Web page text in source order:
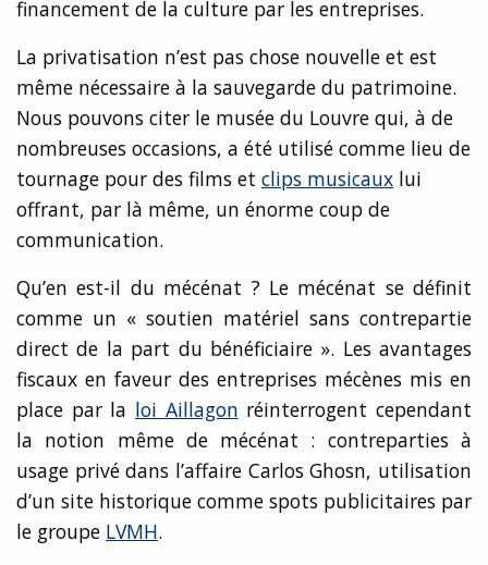
financement de la culture par les entreprises.
La privatisation n’est pas chose nouvelle et est
même nécessaire à la sauvegarde du patrimoine.
Nous pouvons citer le musée du Louvre qui, à de
nombreuses occasions, a été utilisé comme lieu de
tournage pour des films et clips musicaux lui
offrant, par là même, un énorme coup de
communication.
Qu’en est-il du mécénat ? Le mécénat se définit
comme un « soutien matériel sans contrepartie
direct de la part du bénéficiaire ». Les avantages
fiscaux en faveur des entreprises mécènes mis en
place par la loi Aillagon réinterrogent cependant
la notion même de mécénat : contreparties à
usage privé dans l’affaire Carlos Ghosn, utilisation
d’un site historique comme spots publicitaires par
le groupe LVMH.